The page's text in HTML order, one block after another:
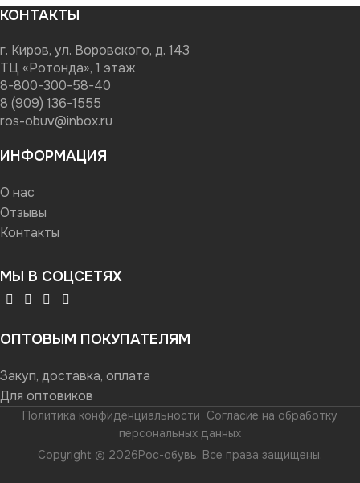
КОНТАКТЫ
г. Киров, ул. Воровского, д. 143
ТЦ «Ротонда», 1 этаж
8-800-300-58-40
8 (909) 136-1555
ros-obuv@inbox.ru
ИНФОРМАЦИЯ
О нас
Отзывы
Контакты
МЫ В СОЦСЕТЯХ
ОПТОВЫМ ПОКУПАТЕЛЯМ
Закуп, доставка, оплата
Для оптовиков
Политика конфиденциальности Согласие на обработку
персональных данных
Copyright © 2026Рос-обувь. Все права защищены.